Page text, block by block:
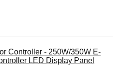
Controller - 250W/350W E-
LED Display Panel